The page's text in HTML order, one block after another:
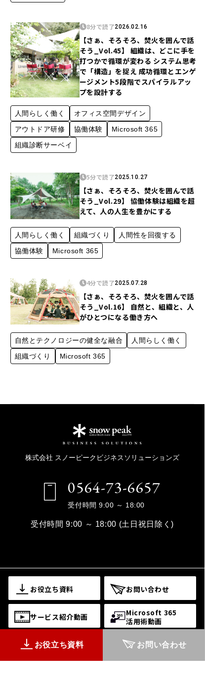
8分で読了2026.02.16
【さぁ、そろそろ、焚火を囲んで話
そう_Vol.45】 組織は、どこに手を
打つかで循環が変わる ――システム思考
で「構造」を捉え 成功循環とエンゲ
ージメント5段階でスパイラルアッ
プを設計する――
人間らしく働く
オフィス空間デザイン
アウトドア研修
協働体験
Microsoft 365
組織診断サーベイ
5分で読了2025.10.27
【さぁ、そろそろ、焚火を囲んで話
そう_Vol.29】 協働体験は組織を超
えて、人の人生を豊かにする
人間らしく働く 組織づくり
人間性を回復する
協働体験
Microsoft 365
4分で読了2025.07.28
【さぁ、そろそろ、焚火を囲んで話
そう_Vol.16】 自然と、組織と、人
がひとつになる働き方へ
自然とテクノロジーの健全な融合
人間らしく働く
組織づくり
Microsoft 365
お役立ち資料 お問い合わせ
株式会社 スノーピークビジネスソリューションズ
0564-73-6657
受付時間 9:00 ～ 18:00
受付時間 9:00 ～ 18:00 (土日祝日除く)
お役立ち資料 お問い合わせ
サービス紹介動画
Microsoft 365
活用術動画